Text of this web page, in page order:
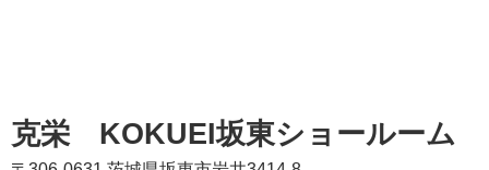
克栄 KOKUEI坂東ショールーム